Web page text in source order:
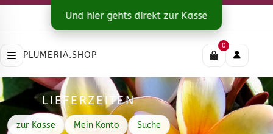
Kontakt|Versandarten
PLUMERIA.SHOP
0
LIEFERZEITEN
zur Kasse Mein Konto Suche
Und hier gehts direkt zur Kasse